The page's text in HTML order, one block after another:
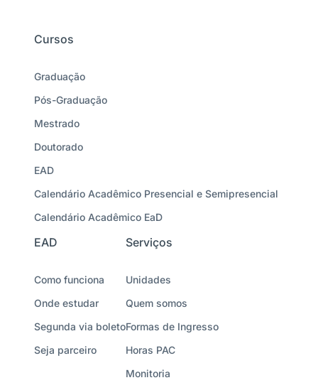
Cursos
Graduação
Pós-Graduação
Mestrado
Doutorado
EAD
Calendário Acadêmico Presencial e Semipresencial
Calendário Acadêmico EaD
EAD
Como funciona
Onde estudar
Segunda via boleto
Seja parceiro
Serviços
Unidades
Quem somos
Formas de Ingresso
Horas PAC
Monitoria